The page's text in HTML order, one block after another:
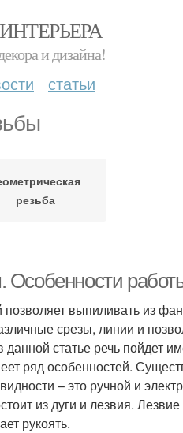
и дизайна!
статьи
резьба
Особенности
выпиливать из
срезы, линии и
данной статье речь пойдет
ряд особенностей.
– это ручной и
из дуги и лезвия.
рукоять.